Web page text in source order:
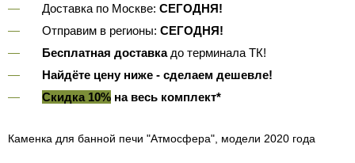
Доставка по Москве: СЕГОДНЯ!
Отправим в регионы: СЕГОДНЯ!
Бесплатная доставкадо терминала ТК!
Найдёте цену ниже - сделаем дешевле!
Скидка 10%на весь комплект*
Каменка для банной печи "Атмосфера", модели 2020 года